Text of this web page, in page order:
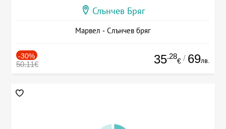
Слънчев Бряг
Марвел - Слънчев бряг
-30%
50.11€ 35.28
€ / 69лв.